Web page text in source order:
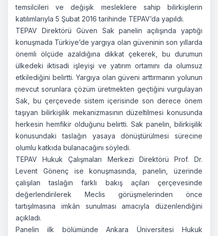
temsilcileri ve değişik mesleklere sahip bilirkişilerin
katılımlarıyla 5 Şubat 2016 tarihinde TEPAV’da yapıldı.
TEPAV Direktörü Güven Sak panelin açılışında yaptığı
konuşmada Türkiye’de yargıya olan güveninin son yıllarda
önemli ölçüde azaldığına dikkat çekerek, bu durumun
ülkedeki iktisadi işleyişi ve yatırım ortamını da olumsuz
etkilediğini belirtti. Yargıya olan güveni arttırmanın yolunun
mevcut sorunlara çözüm üretmekten geçtiğini vurgulayan
Sak, bu çerçevede sistem içerisinde son derece önem
taşıyan bilirkişilik mekanizmasının düzeltilmesi konusunda
herkesin hemfikir olduğunu belirtti. Sak panelin, bilirkişilik
konusundaki taslağın yasaya dönüştürülmesi sürecine
olumlu katkıda bulanacağını söyledi.
TEPAV Hukuk Çalışmaları Merkezi Direktörü Prof. Dr.
Levent Gönenç ise konuşmasında, panelin, üzerinde
çalışılan taslağın farklı bakış açıları çerçevesinde
değerlendirilerek Meclis görüşmelerinden önce
tartışılmasına imkân sunulması amacıyla düzenlendiğini
açıkladı.
Panelin ilk bölümünde Ankara Üniversitesi Hukuk